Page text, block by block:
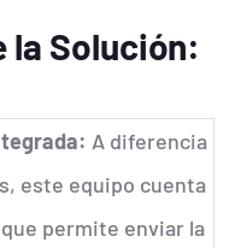
la Solución:
A diferencia
este equipo cuenta
permite enviar la